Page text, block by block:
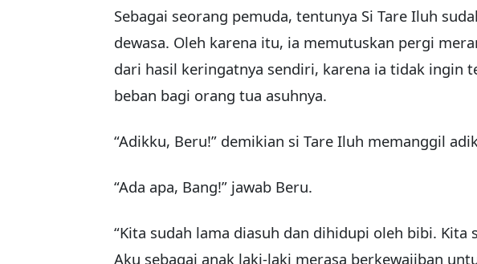
Sebagai seorang pemuda, tentunya Si Tare Iluh
dewasa. Oleh karena itu, ia memutuskan pergi
dari hasil keringatnya sendiri, karena ia tidak ingin
beban bagi orang tua asuhnya.
“Adikku, Beru!” demikian si Tare Iluh memanggil
“Ada apa, Bang!” jawab Beru.
“Kita sudah lama diasuh dan dihidupi oleh bibi. Kita
Aku sebagai anak laki-laki merasa berkewajiban